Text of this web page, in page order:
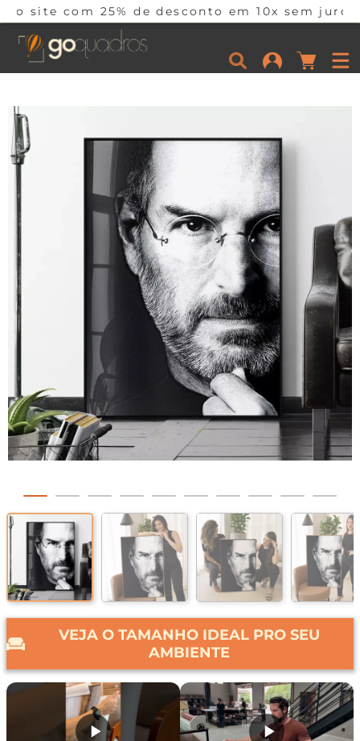
de desconto em 10x sem juros por tempo
VEJA O TAMANHO IDEAL PRO SEU
AMBIENTE